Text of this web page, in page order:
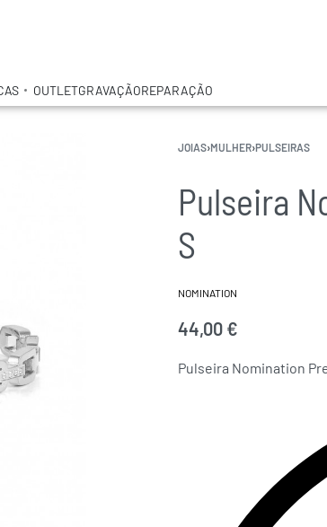
OUTLETGRAVAÇÃOREPARAÇÃO
JOIAS›MULHER›PULSEIRAS
Pulseira
S
NOMINATION
44,00 €
Pulseira Nomination